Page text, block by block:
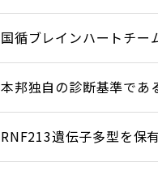
国循ブレインハートチ
本邦独自の診断基準であ
RNF213遺伝子多型を保